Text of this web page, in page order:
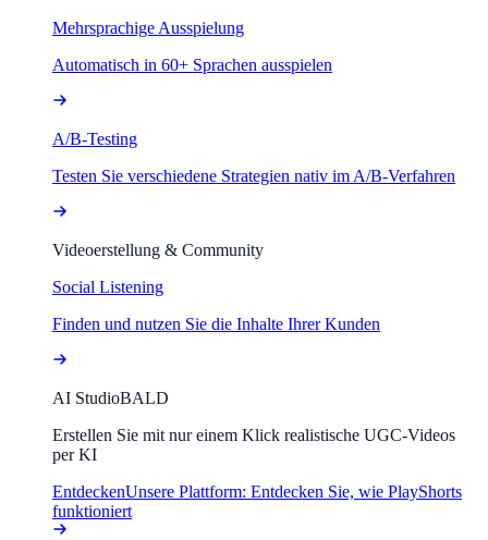
Mehrsprachige Ausspielung
Automatisch in 60+ Sprachen ausspielen
A/B-Testing
Testen Sie verschiedene Strategien nativ im A/B-Verfahren
Videoerstellung & Community
Social Listening
Finden und nutzen Sie die Inhalte Ihrer Kunden
AI StudioBALD
Erstellen Sie mit nur einem Klick realistische UGC-Videos
per KI
EntdeckenUnsere Plattform: Entdecken Sie, wie PlayShorts
funktioniert